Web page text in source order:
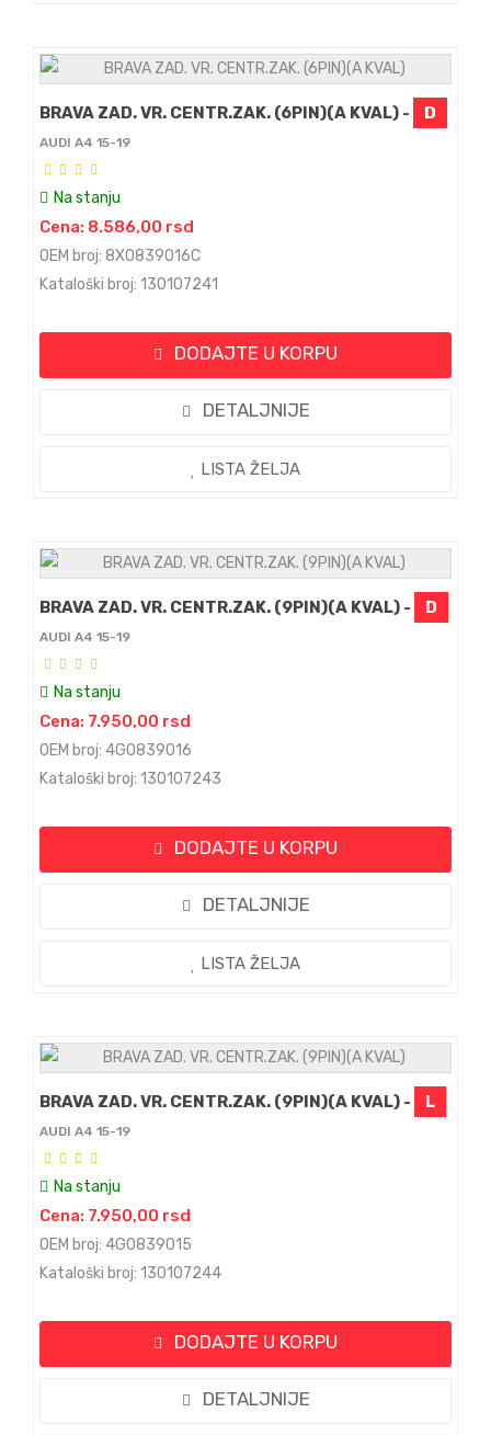
BRAVA ZAD. VR. CENTR.ZAK. (6PIN)(A KVAL) - D
AUDI A4 15-19
Na stanju
Cena: 8.586,00 rsd
OEM broj: 8X0839016C
Kataloški broj: 130107241
DODAJTE U KORPU
DETALJNIJE
LISTA ŽELJA
BRAVA ZAD. VR. CENTR.ZAK. (9PIN)(A KVAL) - D
AUDI A4 15-19
Na stanju
Cena: 7.950,00 rsd
OEM broj: 4G0839016
Kataloški broj: 130107243
DODAJTE U KORPU
DETALJNIJE
LISTA ŽELJA
BRAVA ZAD. VR. CENTR.ZAK. (9PIN)(A KVAL) - L
AUDI A4 15-19
Na stanju
Cena: 7.950,00 rsd
OEM broj: 4G0839015
Kataloški broj: 130107244
DODAJTE U KORPU
DETALJNIJE